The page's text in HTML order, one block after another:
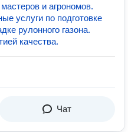
и агрономов.
услуги по подготовке
рулонного газона.
качества.
Чат